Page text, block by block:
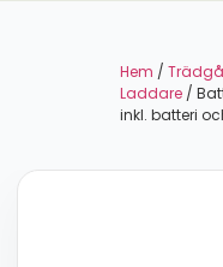
Hem /
Laddare /
inkl. batteri